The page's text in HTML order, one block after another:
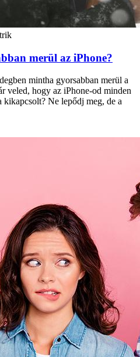
merül az iPhone?
mintha gyorsabban merül a
veled, hogy az iPhone-od minden
Ne lepődj meg, de a